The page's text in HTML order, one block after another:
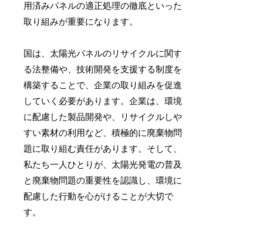
用済みパネルの適正処理の徹底といった
取り組みが重要になります。
国は、太陽光パネルのリサイクルに関す
る法整備や、技術開発を支援する制度を
構築することで、企業の取り組みを促進
していく必要があります。企業は、環境
に配慮した製品開発や、リサイクルしや
すい素材の利用など、積極的に廃棄物問
題に取り組む責任があります。そして、
私たち一人ひとりが、太陽光発電の普及
と廃棄物問題の重要性を認識し、環境に
配慮した行動を心がけることが大切で
す。